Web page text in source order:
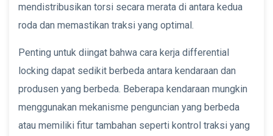
mendistribusikan torsi secara merata di antara kedua
roda dan memastikan traksi yang optimal.
Penting untuk diingat bahwa cara kerja differential
locking dapat sedikit berbeda antara kendaraan dan
produsen yang berbeda. Beberapa kendaraan mungkin
menggunakan mekanisme penguncian yang berbeda
atau memiliki fitur tambahan seperti kontrol traksi yang